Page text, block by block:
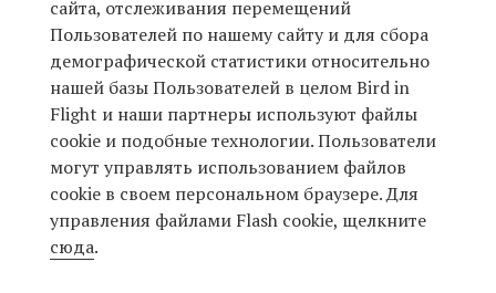
сайта, отслеживания перемещений
Пользователей по нашему сайту и для сбора
демографической статистики относительно
нашей базы Пользователей в целом Bird in
Flight и наши партнеры используют файлы
cookie и подобные технологии. Пользователи
могут управлять использованием файлов
cookie в своем персональном браузере. Для
управления файлами Flash cookie, щелкните
сюда.